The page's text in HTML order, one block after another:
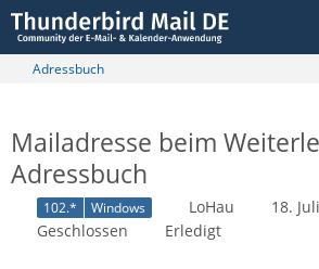
Adressbuch
Mailadresse beim
Adressbuch
102.* Windows LoHau
18.
Geschlossen
Erledigt